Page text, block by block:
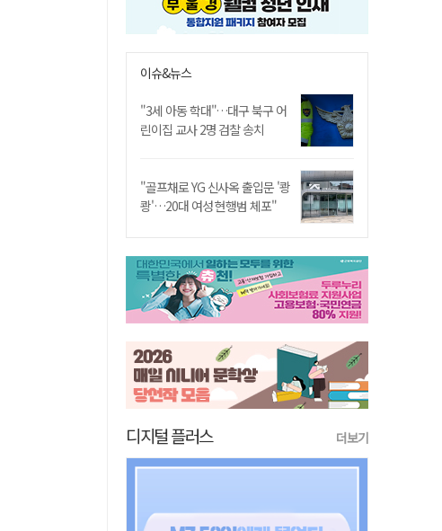
이슈&뉴스
"3세 아동 학대"…대구 북구 어
린이집 교사 2명 검찰 송치
"골프채로 YG 신사옥 출입문 '쾅
쾅'…20대 여성 현행범 체포"
디지털 플러스 더보기